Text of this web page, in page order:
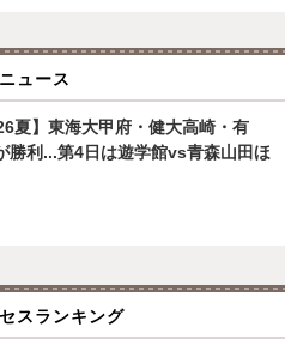
ュース
夏】東海大甲府・健大高崎・有
勝利...第4日は遊学館vs青森山田ほ
スランキング